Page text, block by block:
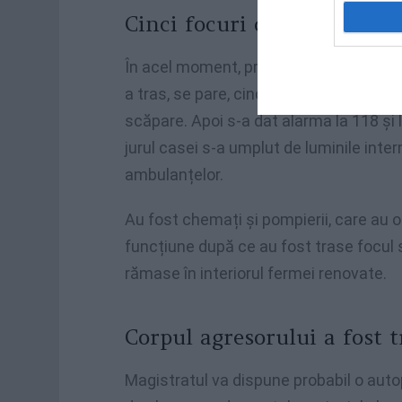
Cinci focuri de armă
În acel moment, proprietarul s-a
a tras, se pare, cinci focuri de armă:
scăpare. Apoi s-a dat alarma la 118
jurul casei s-a umplut de luminile
ambulanțelor.
Au fost chemați și pompierii, care au
funcțiune după ce au fost trase focul
rămase în interiorul fermei renovate.
Corpul agresorului a fost
Magistratul va dispune probabil o